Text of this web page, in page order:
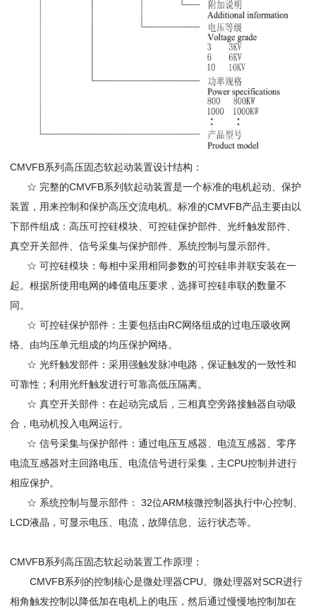
CMVFB系列高压固态软起动装置设计结构：
☆ 完整的CMVFB系列软起动装置是一个标准的电机起动、保护
装置，用来控制和保护高压交流电机。标准的CMVFB产品主要由以
下部件组成：高压可控硅模块、可控硅保护部件、光纤触发部件、
真空开关部件、信号采集与保护部件、系统控制与显示部件。
☆ 可控硅模块：每相中采用相同参数的可控硅串并联安装在一
起。根据所使用电网的峰值电压要求，选择可控硅串联的数量不
同。
☆ 可控硅保护部件：主要包括由RC网络组成的过电压吸收网
络、由均压单元组成的均压保护网络。
☆ 光纤触发部件：采用强触发脉冲电路，保证触发的一致性和
可靠性；利用光纤触发进行可靠高低压隔离。
☆ 真空开关部件：在起动完成后，三相真空旁路接触器自动吸
合，电动机投入电网运行。
☆ 信号采集与保护部件：通过电压互感器、电流互感器、零序
电流互感器对主回路电压、电流信号进行采集，主CPU控制并进行
相应保护。
☆ 系统控制与显示部件： 32位ARM核微控制器执行中心控制、
LCD液晶，可显示电压、电流，故障信息、运行状态等。
CMVFB系列高压固态软起动装置工作原理：
CMVFB系列的控制核心是微处理器CPU。微处理器对SCR进行
相角触发控制以降低加在电机上的电压，然后通过慢慢地控制加在